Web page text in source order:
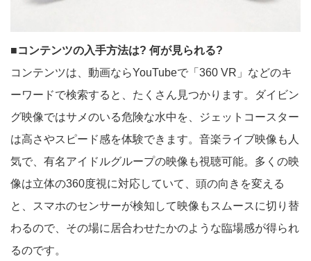
■コンテンツの入手方法は? 何が見られる?
コンテンツは、動画ならYouTubeで「360 VR」などのキ
ーワードで検索すると、たくさん見つかります。ダイビン
グ映像ではサメのいる危険な水中を、ジェットコースター
は高さやスピード感を体験できます。音楽ライブ映像も人
気で、有名アイドルグループの映像も視聴可能。多くの映
像は立体の360度視に対応していて、頭の向きを変える
と、スマホのセンサーが検知して映像もスムースに切り替
わるので、その場に居合わせたかのような臨場感が得られ
るのです。